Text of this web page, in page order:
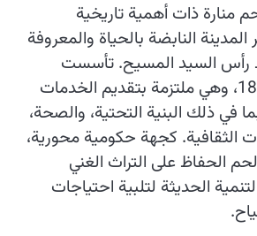
منارة ذات أهمية تاريخية
النابضة بالحياة والمعروفة
رأس السيد المسيح. تأسست
البلدية في عام 1872، وهي ملتزمة بتقديم الخدمات
في ذلك البنية التحتية، والصحة،
الثقافية. كجهة حكومية محورية،
الحفاظ على التراث الغني
الحديثة لتلبية احتياجات